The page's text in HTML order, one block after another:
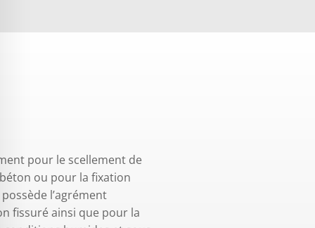
pour le scellement de
ou pour la fixation
l’agrément
fissuré ainsi que pour la